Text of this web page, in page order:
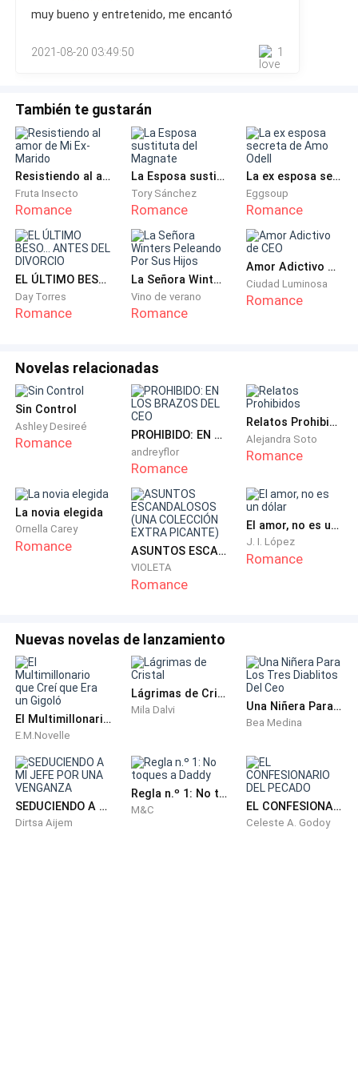
muy bueno y entretenido, me encantó
2021-08-20 03:49:50 1
También te gustarán
Resistiendo al amor de Mi Ex-Marido
Fruta Insecto
Romance
La Esposa sustituta del Magnate
Tory Sánchez
Romance
La ex esposa secreta de Amo Odell
Eggsoup
Romance
EL ÚLTIMO BESO... ANTES DEL DIVORCIO
Day Torres
Romance
La Señora Winters Peleando Por Sus Hijos
Vino de verano
Romance
Amor Adictivo de CEO
Ciudad Luminosa
Romance
Novelas relacionadas
Sin Control
Ashley Desireé
Romance PROHIBIDO: EN LOS BRAZOS DEL CEO
andreyflor
Romance
Relatos Prohibidos
Alejandra Soto
Romance
La novia elegida
Ornella Carey
Romance ASUNTOS ESCANDALOSOS (UNA COLECCIÓN EXTRA PICANTE)
VIOLETA
Romance
El amor, no es un dólar
J. I. López
Romance
Nuevas novelas de lanzamiento
El Multimillonario que Creí que Era un Gigoló
E.M.Novelle
Lágrimas de Cristal
Mila Dalvi Una Niñera Para Los Tres Diablitos Del Ceo
Bea Medina
SEDUCIENDO A MI JEFE POR UNA VENGANZA
Dirtsa Aijem
Regla n.º 1: No toques a Daddy
M&C EL CONFESIONARIO DEL PECADO
Celeste A. Godoy